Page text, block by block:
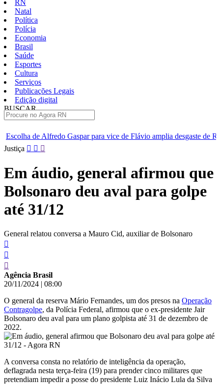
RN
Natal
Política
Polícia
Economia
Brasil
Saúde
Esportes
Cultura
Serviços
Publicações Legais
Edição digital
BUSCAR
para vice de Flávio amplia desgaste de Rogério Marinho no PL
Pular
conteúdo
Justiça
Em áudio, general afirmou que
Bolsonaro deu aval para golpe
até 31/12
General relatou conversa a Mauro Cid, auxiliar de Bolsonaro
Agência Brasil
20/11/2024 | 08:00
O general da reserva Mário Fernandes, um dos presos na Operação
Contragolpe, da Polícia Federal, afirmou que o ex-presidente Jair
Bolsonaro deu aval para um plano golpista até 31 de dezembro de
2022.
A conversa consta no relatório de inteligência da operação,
deflagrada nesta terça-feira (19) para prender cinco militares que
pretendiam impedir a posse do presidente Luiz Inácio Lula da Silva